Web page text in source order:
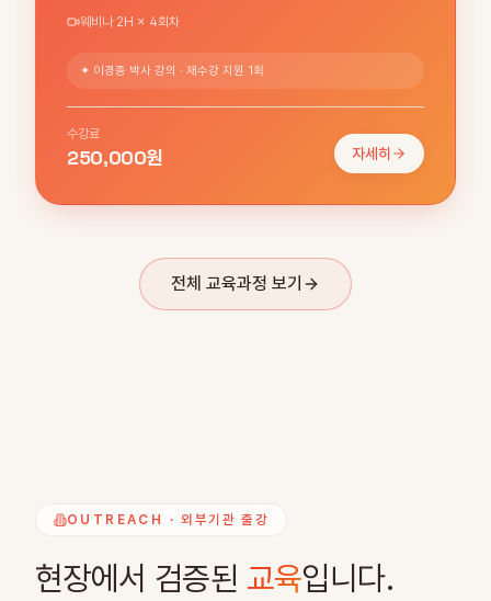
웨비나 2H × 4회차
✦ 이경종 박사 강의 · 재수강 지원 1회
수강료
250,000원 자세히
전체 교육과정 보기
OUTREACH · 외부기관 출강
현장에서 검증된 교육입니다.